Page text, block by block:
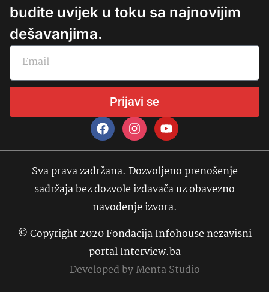
budite uvijek u toku sa najnovijim
dešavanjima.
Prijavi se
Sva prava zadržana. Dozvoljeno prenošenje
sadržaja bez dozvole izdavača uz obavezno
navođenje izvora.
© Copyright 2020 Fondacija Infohouse nezavisni
portal Interview.ba
Developed byMenta Studio